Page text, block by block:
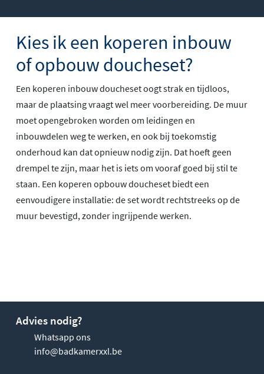
Kies ik een koperen inbouw
of opbouw doucheset?
Een koperen inbouw doucheset oogt strak en tijdloos,
maar de plaatsing vraagt wel meer voorbereiding. De muur
moet opengebroken worden om leidingen en
inbouwdelen weg te werken, en ook bij toekomstig
onderhoud kan dat opnieuw nodig zijn. Dat hoeft geen
drempel te zijn, maar het is iets om vooraf goed bij stil te
staan. Een koperen opbouw doucheset biedt een
eenvoudigere installatie: de set wordt rechtstreeks op de
muur bevestigd, zonder ingrijpende werken.
Advies nodig?
Whatsapp ons
info@badkamerxxl.be